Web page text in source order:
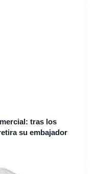
tras los
su embajador